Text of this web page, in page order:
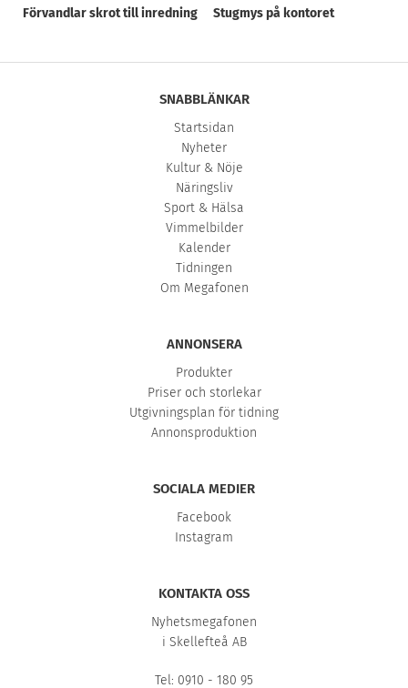
Förvandlar skrot till inredning Stugmys på kontoret
SNABBLÄNKAR
Startsidan
Nyheter
Kultur & Nöje
Näringsliv
Sport & Hälsa
Vimmelbilder
Kalender
Tidningen
Om Megafonen
ANNONSERA
Produkter
Priser och storlekar
Utgivningsplan för tidning
Annonsproduktion
SOCIALA MEDIER
Facebook
Instagram
KONTAKTA OSS
Nyhetsmegafonen
i Skellefteå AB
Tel: 0910 - 180 95